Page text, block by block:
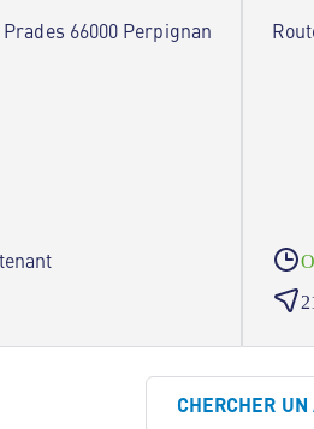
Prades 66000 Perpignan
CHERCHER UN